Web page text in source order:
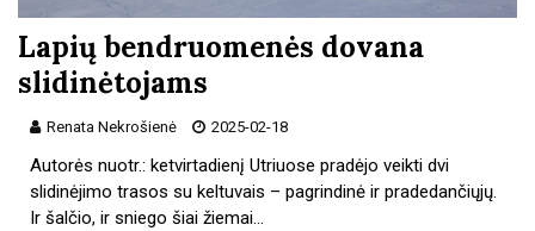
Lapių bendruomenės dovana
slidinėtojams
Renata Nekrošienė 2025-02-18
Autorės nuotr.: ketvirtadienį Utriuose pradėjo veikti dvi
slidinėjimo trasos su keltuvais – pagrindinė ir pradedančiųjų.
Ir šalčio, ir sniego šiai žiemai…